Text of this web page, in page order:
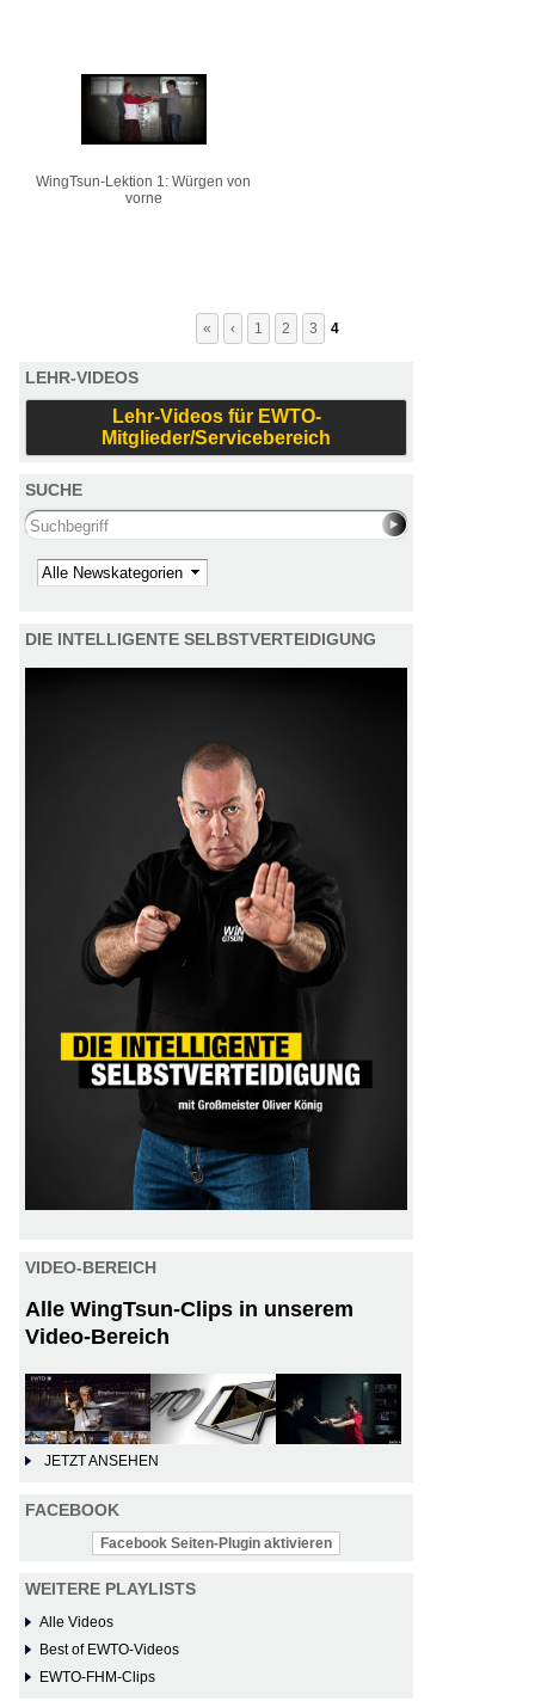
WingTsun-Lektion 1: Würgen von
vorne
« ‹ 1 2 3 4
LEHR-VIDEOS
Lehr-Videos für EWTO-
Mitglieder/Servicebereich
SUCHE
Search this site
Kategorie
DIE INTELLIGENTE SELBSTVERTEIDIGUNG
VIDEO-BEREICH
Alle WingTsun-Clips in unserem
Video-Bereich
JETZT ANSEHEN
FACEBOOK
Facebook Seiten-Plugin aktivieren
WEITERE PLAYLISTS
Alle Videos
Best of EWTO-Videos
EWTO-FHM-Clips